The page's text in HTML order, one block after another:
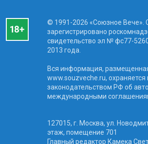
© 1991-2026 «Союзное Вече».
зарегистрировано
свидетельство эл № фc77-
2013 года.
Вся информация,
www.souzveche.ru, охраняется
законодательством РФ об
международными
127015, г. Москва, ул.
этаж, помещение 701
Главный редактор Камека